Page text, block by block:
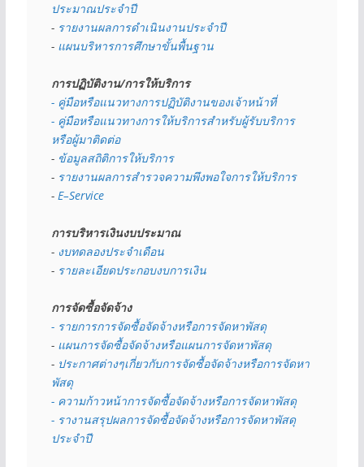
ประมาณประจำปี
- รายงานผลการดำเนินงานประจำปี
- แผนบริหารการศึกษาขั้นพื้นฐาน
การปฏิบัติงาน/การให้บริการ
- คู่มือหรือแนวทางการปฏิบัติงานของเจ้าหน้าที่
- คู่มือหรือแนวทางการให้บริการสำหรับผู้รับบริการ
หรือผู้มาติดต่อ
- ข้อมูลสถิติการให้บริการ
- รายงานผลการสำรวจความพึงพอใจการให้บริการ
- E–Service
การบริหารเงินงบประมาณ
- งบทดลองประจำเดือน
- รายละเอียดประกอบงบการเงิน
การจัดซื้อจัดจ้าง
- รายการการจัดซื้อจัดจ้างหรือการจัดหาพัสดุ
- แผนการจัดซื้อจัดจ้างหรือแผนการจัดหาพัสดุ
- ประกาศต่างๆเกี่ยวกับการจัดซื้อจัดจ้างหรือการจัดหา
พัสดุ
- ความก้าวหน้าการจัดซื้อจัดจ้างหรือการจัดหาพัสดุ
- รางานสรุปผลการจัดซื้อจัดจ้างหรือการจัดหาพัสดุ
ประจำปี